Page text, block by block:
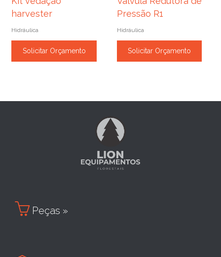
harvester
Hidráulica
Solicitar Orçamento
Pressão R1
Hidráulica
Solicitar Orçamento
 Peças »